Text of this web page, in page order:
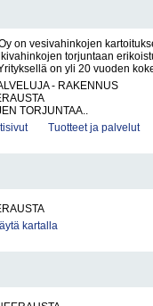
on vesivahinkojen
torjuntaan
on yli 20 vuoden
- RAKENNUS
TORJUNTAA..
Tuotteet ja palvelut
kartalla